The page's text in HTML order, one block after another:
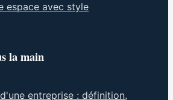
espace avec style
la main
entreprise : définition,